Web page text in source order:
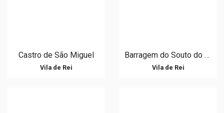
Castro de São Miguel
Vila de Rei
Barragem do Souto do Penedo
Vila de Rei